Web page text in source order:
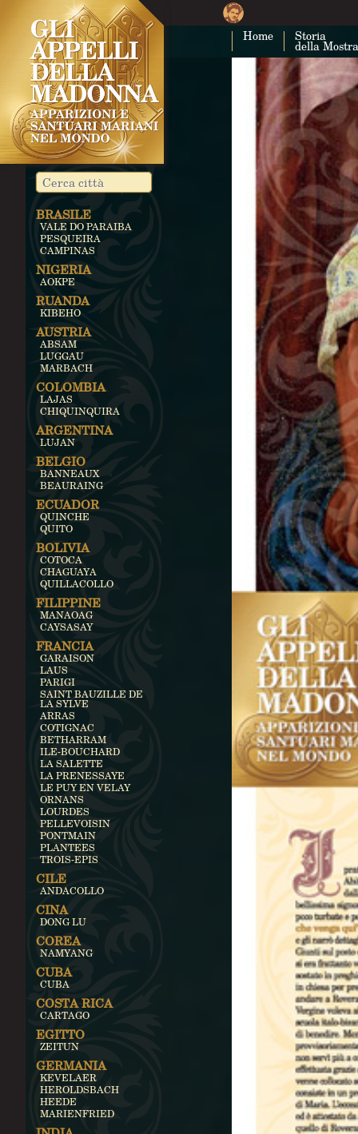
Home Storia
della Mostra
BRASILE
VALE DO PARAIBA
PESQUEIRA
CAMPINAS
NIGERIA
AOKPE
RUANDA
KIBEHO
AUSTRIA
ABSAM
LUGGAU
MARBACH
COLOMBIA
LAJAS
CHIQUINQUIRA
ARGENTINA
LUJAN
BELGIO
BANNEAUX
BEAURAING
ECUADOR
QUINCHE
QUITO
BOLIVIA
COTOCA
CHAGUAYA
QUILLACOLLO
FILIPPINE
MANAOAG
CAYSASAY
FRANCIA
GARAISON
LAUS
PARIGI
SAINT BAUZILLE DE
LA SYLVE
ARRAS
COTIGNAC
BETHARRAM
ILE-BOUCHARD
LA SALETTE
LA PRENESSAYE
LE PUY EN VELAY
ORNANS
LOURDES
PELLEVOISIN
PONTMAIN
PLANTEES
TROIS-EPIS
CILE
ANDACOLLO
CINA
DONG LU
COREA
NAMYANG
CUBA
CUBA
COSTA RICA
CARTAGO
EGITTO
ZEITUN
GERMANIA
KEVELAER
HEROLDSBACH
HEEDE
MARIENFRIED